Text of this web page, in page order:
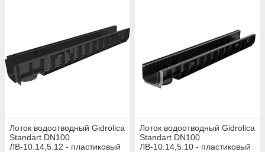
Лоток водоотводный Gidrolica
Standart DN100
ЛВ-10.14,5.12 - пластиковый
Лоток водоотводный Gidrolica
Standart DN100
ЛВ-10.14,5.10 - пластиковый